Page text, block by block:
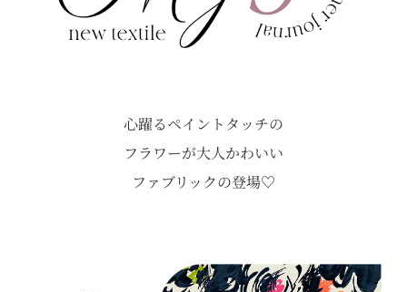
心躍るペイントタッチの
フラワーが大人かわいい
ファブリックの登場♡